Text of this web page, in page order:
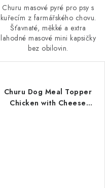
Churu masové pyré pro psy s
kuřecím z farmářského chovu.
Šťavnaté, měkké a extra
lahodné masové mini kapsičky
bez obilovin.
Churu Dog Meal Topper
Chicken with Cheese